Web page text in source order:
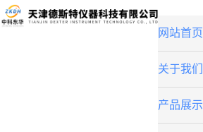
网站首页
关于我们
产品展示